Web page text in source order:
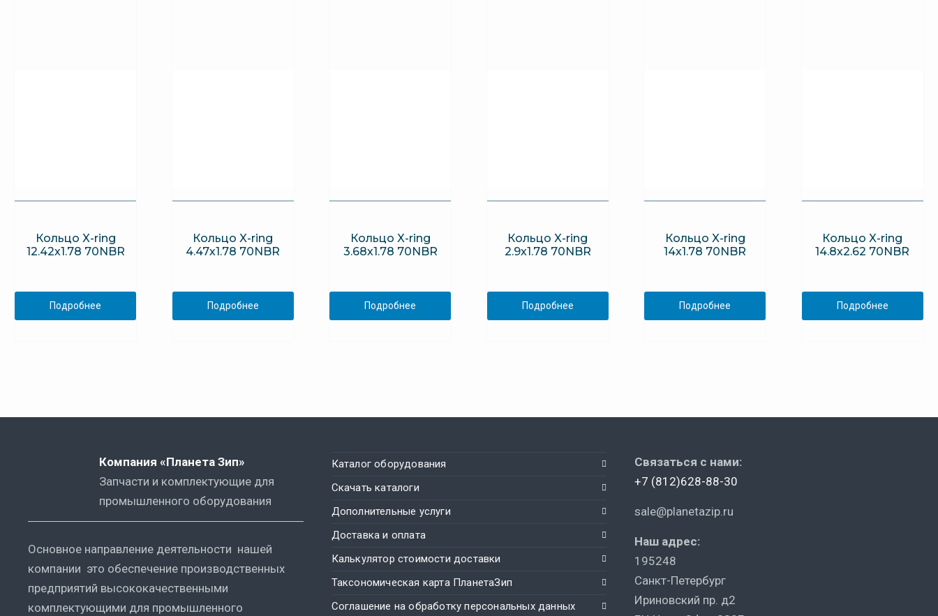
Кольцо X-ring
12.42х1.78 70NBR
Подробнее
Кольцо X-ring
4.47х1.78 70NBR
Подробнее
Кольцо X-ring
3.68х1.78 70NBR
Подробнее
Кольцо X-ring
2.9х1.78 70NBR
Подробнее
Кольцо X-ring
14х1.78 70NBR
Подробнее
Кольцо X-ring
14.8х2.62 70NBR
Подробнее
Компания «Планета Зип»
Запчасти и комплектующие для
промышленного оборудования
Основное направление деятельности нашей
компании это обеспечение производственных
предприятий высококачественными
комплектующими для промышленного
Каталог оборудования
Скачать каталоги
Дополнительные услуги
Доставка и оплата
Калькулятор стоимости доставки
Таксономическая карта ПланетаЗип
Соглашение на обработку персональных данных
Связаться с нами:
+7 (812)628-88-30
sale@planetazip.ru
Наш адрес:
195248
Санкт-Петербург
Ириновский пр. д2